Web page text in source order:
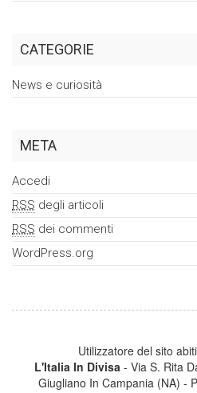
CATEGORIE
News e curiosità
META
Accedi
RSS degli articoli
RSS dei commenti
WordPress.org
Utilizzatore del sito
L'Italia In Divisa - Via S. Rita
Giugliano In Campania (NA) -